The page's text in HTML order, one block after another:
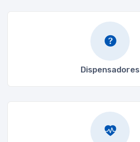
Dispensadores